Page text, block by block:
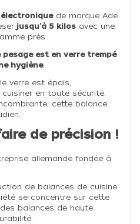
de marque Ade
jusqu'à 5 kilos avec une
près.
pesage est en verre trempé
hygiène.
verre est épais,
en toute sécurité.
cette balance
de précision !
allemande fondée à
de balances de cuisine
se concentre sur cette
balances de haute